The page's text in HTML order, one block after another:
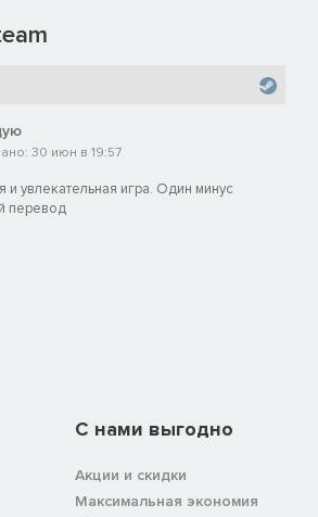
30 июн в 19:57
и увлекательная игра. Один минус
перевод
C нами выгодно
Акции и скидки
Максимальная экономия